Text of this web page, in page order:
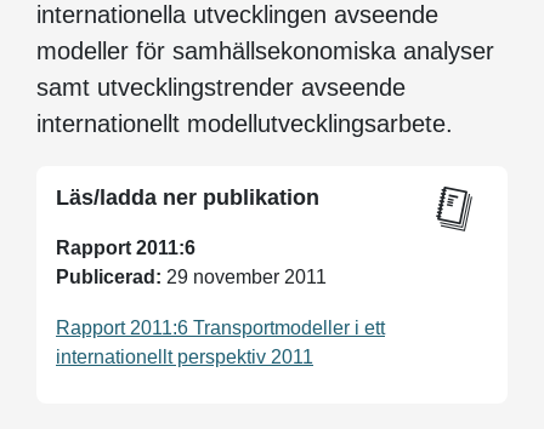
internationella utvecklingen avseende
modeller för samhällsekonomiska analyser
samt utvecklingstrender avseende
internationellt modellutvecklingsarbete.
Läs/ladda ner publikation
Rapport 2011:6
Publicerad: 29 november 2011
Rapport 2011:6 Transportmodeller i ett
internationellt perspektiv 2011